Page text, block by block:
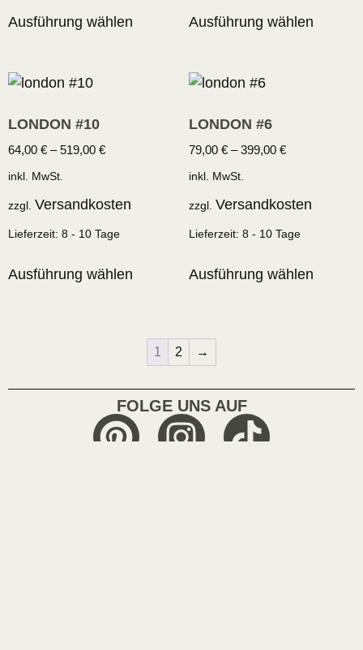
Ausführung wählen Ausführung wählen
LONDON #10
64,00 € –519,00 €
inkl. MwSt.
zzgl. Versandkosten
Lieferzeit: 8 - 10 Tage
Ausführung wählen
LONDON #6
79,00 €–399,00 €
inkl. MwSt.
zzgl. Versandkosten
Lieferzeit: 8 - 10 Tage
Ausführung wählen
1 2 →
FOLGE UNS AUF